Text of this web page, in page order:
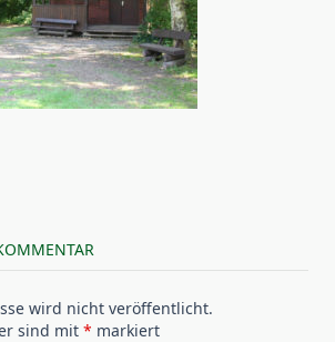
wird nicht veröffentlicht.
sind mit * markiert